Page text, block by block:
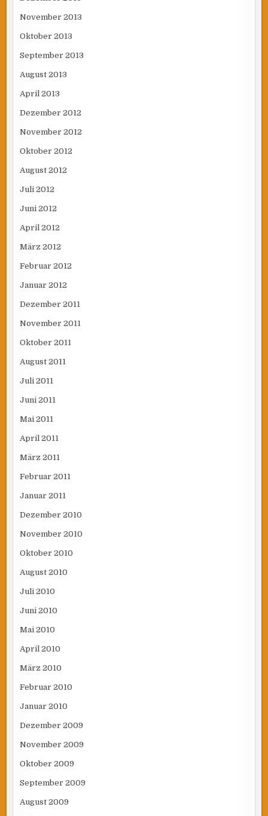
November 2013
Oktober 2013
September 2013
August 2013
April 2013
Dezember 2012
November 2012
Oktober 2012
August 2012
Juli 2012
Juni 2012
April 2012
März 2012
Februar 2012
Januar 2012
Dezember 2011
November 2011
Oktober 2011
August 2011
Juli 2011
Juni 2011
Mai 2011
April 2011
März 2011
Februar 2011
Januar 2011
Dezember 2010
November 2010
Oktober 2010
August 2010
Juli 2010
Juni 2010
Mai 2010
April 2010
März 2010
Februar 2010
Januar 2010
Dezember 2009
November 2009
Oktober 2009
September 2009
August 2009